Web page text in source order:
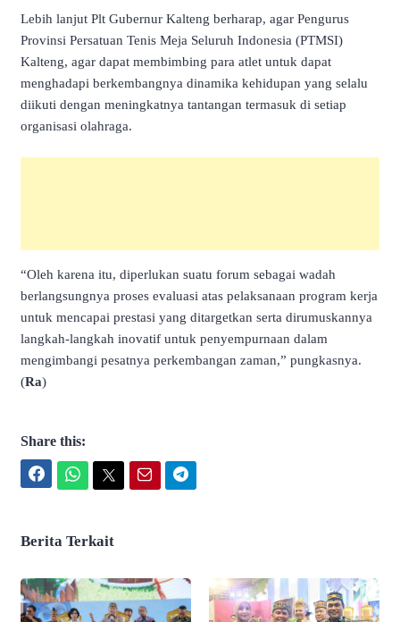
Lebih lanjut Plt Gubernur Kalteng berharap, agar Pengurus
Provinsi Persatuan Tenis Meja Seluruh Indonesia (PTMSI)
Kalteng, agar dapat membimbing para atlet untuk dapat
menghadapi berkembangnya dinamika kehidupan yang selalu
diikuti dengan meningkatnya tantangan termasuk di setiap
organisasi olahraga.
“Oleh karena itu, diperlukan suatu forum sebagai wadah
berlangsungnya proses evaluasi atas pelaksanaan program kerja
untuk mencapai prestasi yang ditargetkan serta dirumuskannya
langkah-langkah inovatif untuk penyempurnaan dalam
mengimbangi pesatnya perkembangan zaman,” pungkasnya.
(Ra)
Share this:
Berita Terkait